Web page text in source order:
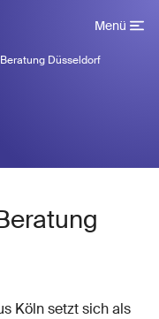
Menü
Düsseldorf
Köln setzt sich als